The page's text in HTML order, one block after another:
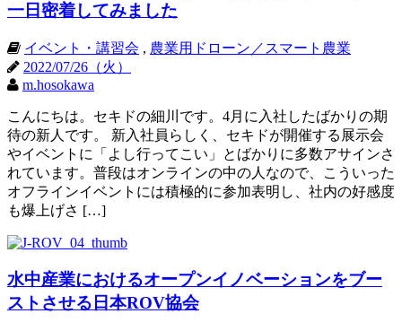
一日密着してみました
イベント・講習会 , 農業用ドローン／スマート農業
2022/07/26（火）
m.hosokawa
こんにちは。セキドの細川です。4月に入社したばかりの期
待の新人です。 新入社員らしく、セキドが開催する展示会
やイベントに「よし行ってこい」とばかりに多数アサインさ
れています。普段はオンラインの中の人なので、こういった
オフラインイベントには積極的に参加表明し、社内の好感度
も爆上げさ […]
水中産業におけるオープンイノベーションをブー
ストさせる日本ROV協会